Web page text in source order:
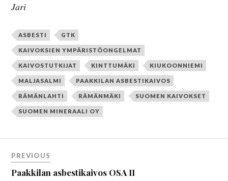
Jari
ASBESTI GTK
KAIVOKSIEN YMPÄRISTÖONGELMAT
KAIVOSTUTKIJAT KINTTUMÄKI KIUKOONNIEMI
MALJASALMI PAAKKILAN ASBESTIKAIVOS
RÄMÄNLAHTI RÄMÄNMÄKI SUOMEN KAIVOKSET
SUOMEN MINERAALI OY
PREVIOUS
Paakkilan asbestikaivos OSA II